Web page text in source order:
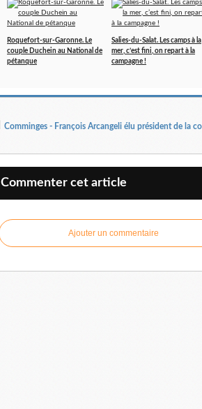
Roquefort-sur-Garonne. Le
couple Duchein au National de
pétanque
Salies-du-Salat. Les camps à la
mer, c’est fini, on repart à la
campagne !
Commenter cet article
Ajouter un commentaire